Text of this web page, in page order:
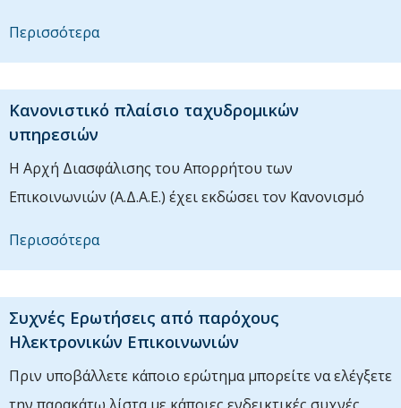
Περισσότερα
Κανονιστικό πλαίσιο ταχυδρομικών
υπηρεσιών
H Αρχή Διασφάλισης του Απορρήτου των
Επικοινωνιών (Α.Δ.Α.Ε.) έχει εκδώσει τον Κανονισμό
Περισσότερα
Συχνές Ερωτήσεις από παρόχους
Ηλεκτρονικών Επικοινωνιών
Πριν υποβάλλετε κάποιο ερώτημα μπορείτε να ελέγξετε